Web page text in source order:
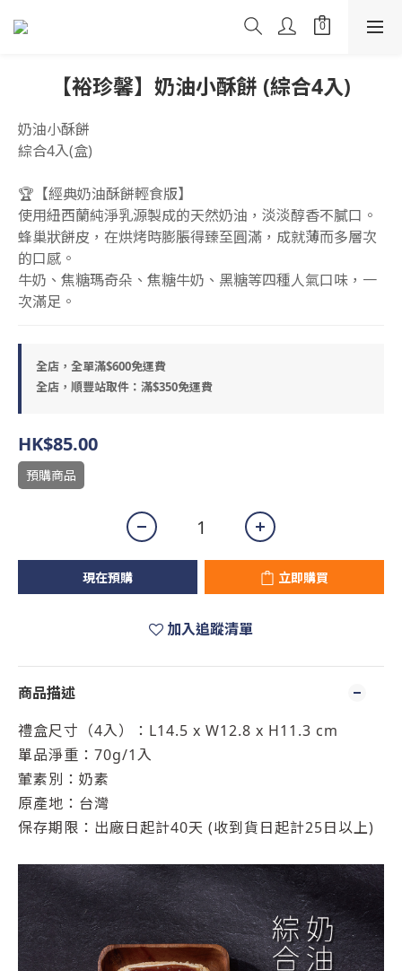
【裕珍馨】奶油小酥餅 (綜合4入)
奶油小酥餅
綜合4入(盒)
🏆【經典奶油酥餅輕食版】
使用紐西蘭純淨乳源製成的天然奶油，淡淡醇香不膩口。
蜂巢狀餅皮，在烘烤時膨脹得臻至圓滿，成就薄而多層次
的口感。
牛奶、焦糖瑪奇朵、焦糖牛奶、黑糖等四種人氣口味，一
次滿足。
全店，全單滿$600免運費
全店，順豐站取件：滿$350免運費
HK$85.00
預購商品
現在預購 立即購買
加入追蹤清單
商品描述
禮盒尺寸（4入）：L14.5 x W12.8 x H11.3 cm
單品淨重：70g/1入
葷素別：奶素
原產地：台灣
保存期限：出廠日起計40天 (收到貨日起計25日以上)